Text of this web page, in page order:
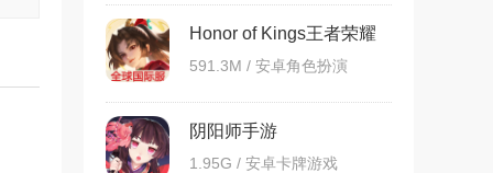
Honor of Kings王者荣耀
591.3M / 安卓角色扮演
阴阳师手游
1.95G / 安卓卡牌游戏